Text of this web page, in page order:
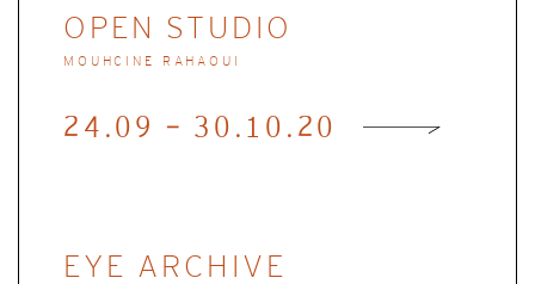
OPEN STUDIO
MOUHCINE RAHAOUI
24.09 - 30.10.20
EYE ARCHIVE